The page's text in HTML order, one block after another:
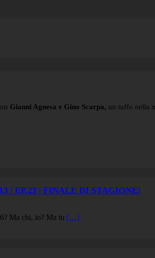
Gianni Agnesa e Gino Scarpa, un tuffo nella
| EP.23 | FINALE DI STAGIONE!
Ma chi, io? Ma tu […]